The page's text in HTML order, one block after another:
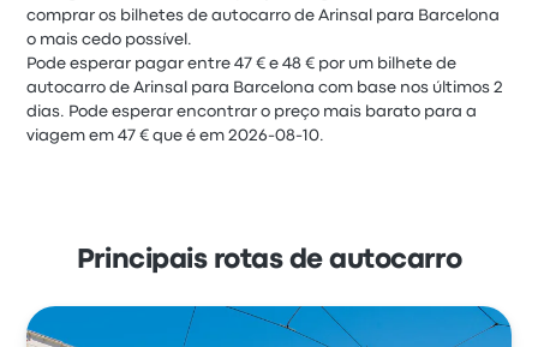
comprar os bilhetes de autocarro de Arinsal para Barcelona
o mais cedo possível.
Pode esperar pagar entre 47 € e 48 € por um bilhete de
autocarro de Arinsal para Barcelona com base nos últimos 2
dias. Pode esperar encontrar o preço mais barato para a
viagem em 47 € que é em 2026-08-10.
Principais rotas de autocarro